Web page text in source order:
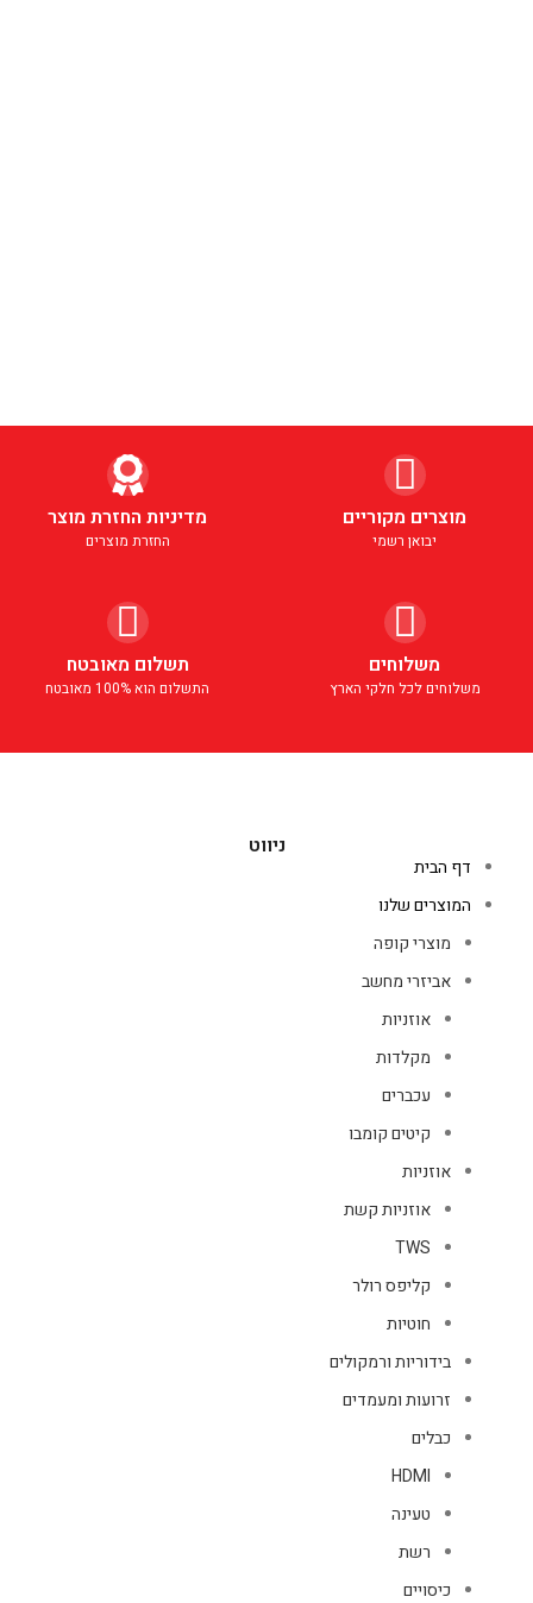
מוצרים מקוריים
יבואן רשמי
מדיניות החזרת מוצר
החזרת מוצרים
משלוחים
משלוחים לכל חלקי הארץ
תשלום מאובטח
התשלום הוא 100% מאובטח
ניווט
דף הבית
המוצרים שלנו
מוצרי קופה
אביזרי מחשב
אוזניות
מקלדות
עכברים
קיטים קומבו
אוזניות
אוזניות קשת
TWS
קליפס רולר
חוטיות
בידוריות ורמקולים
זרועות ומעמדים
כבלים
HDMI
טעינה
רשת
כיסויים